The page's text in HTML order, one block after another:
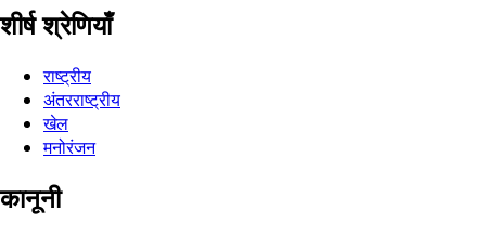
शीर्ष श्रेणियाँ
राष्ट्रीय
अंतरराष्ट्रीय
खेल
मनोरंजन
कानूनी